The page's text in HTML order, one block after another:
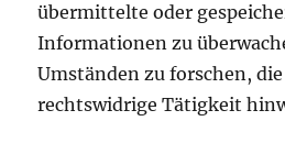
übermittelte oder
Informationen zu
Umständen zu forschen,
rechtswidrige Tätigkeit